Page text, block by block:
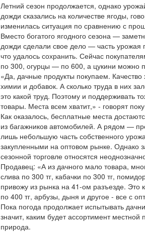
Летний сезон продолжается, однако
дожди сказались на количестве ягоды,
изменилась ситуация по сравнению с
Вместо богатого ягодного сезона —
дожди сделали свое дело — часть урожая
что удалось сохранить. Сейчас
по 300, огурцы — по 600, а цукини можно
«Да, дачные продукты покупаем.
химии и добавок. А сколько труда в них
это какой труд. Поэтому и поддерживать
товары. Места всем хватит,» - говорят
Как оказалось, бесплатные места
из багажников автомобилей. А рядом —
лишь небольшую часть собственного
закупленными на оптовом рынке. Однако
сезонной торговле относятся
Продавец: «А из дачного мало товара,
слива по 300 тг, кабачки по 300 тг,
привожу из рынка на 41-ом разъезде. Это
по 400 тг, арбузы, дыня и другое - все с
Пока погода продолжает испытывать
значит, каким будет ассортимент
природа.